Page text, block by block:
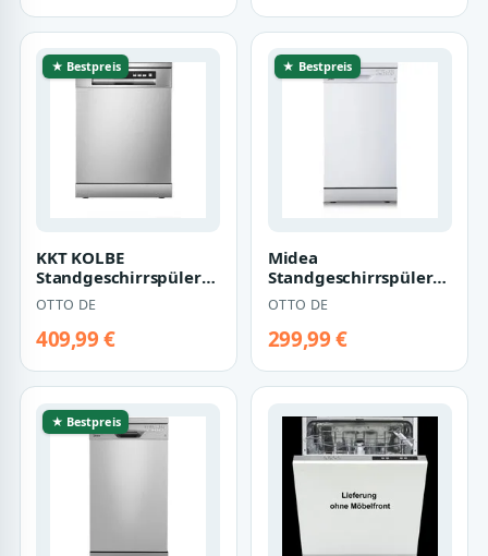
★ Bestpreis
KKT KOLBE
Standgeschirrspüler
DW615FS, 10 l, 14
Maßgedecke, 60cm /
Ede…
OTTO DE
409,99 €
★ Bestpreis
Midea
Standgeschirrspüler
SF 3.45NW Pro, 9 l, 9
Maßgedecke
OTTO DE
299,99 €
★ Bestpreis